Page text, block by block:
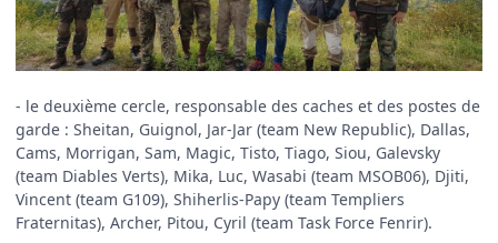
- le deuxième cercle, responsable des caches et des postes de
garde : Sheitan, Guignol, Jar-Jar (team New Republic), Dallas,
Cams, Morrigan, Sam, Magic, Tisto, Tiago, Siou, Galevsky
(team Diables Verts), Mika, Luc, Wasabi (team MSOB06), Djiti,
Vincent (team G109), Shiherlis-Papy (team Templiers
Fraternitas), Archer, Pitou, Cyril (team Task Force Fenrir).